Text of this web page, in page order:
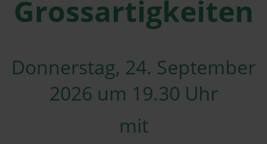
Grossartigkeiten
Donnerstag, 24. September
2026 um 19.30 Uhr
mit